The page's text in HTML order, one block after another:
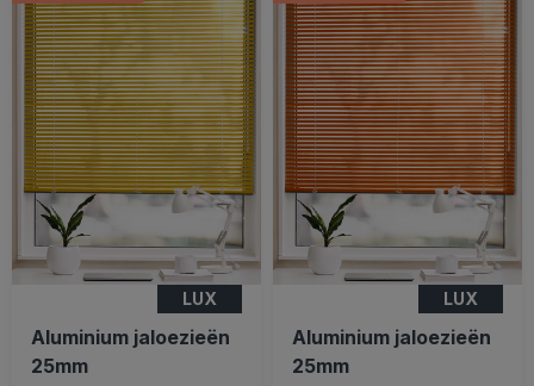
LUX
Aluminium jaloezieën
25mm
LUX
Aluminium jaloezieën
25mm